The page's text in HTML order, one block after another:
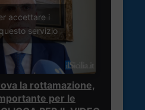
accettare i
servizio
la rottamazione,
per le